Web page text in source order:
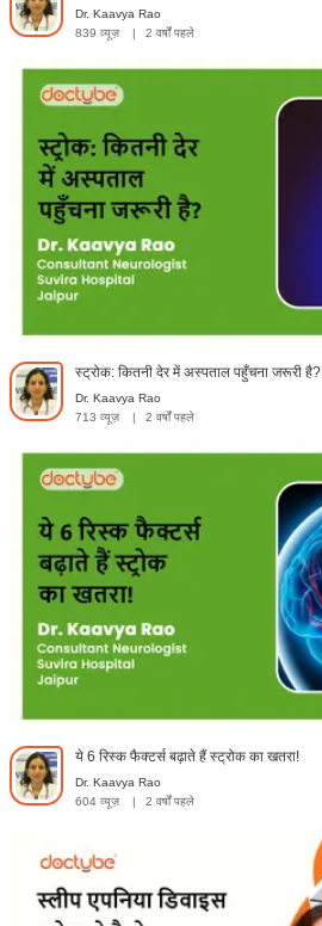
Dr. Kaavya Rao
839 व्यूज़
2 वर्षों पहले
स्ट्रोक: कितनी देर में अस्पताल पहुँचना जरूरी है?
Dr. Kaavya Rao
713 व्यूज़
2 वर्षों पहले
ये 6 रिस्क फैक्टर्स बढ़ाते हैं स्ट्रोक का खतरा!
Dr. Kaavya Rao
604 व्यूज़
2 वर्षों पहले